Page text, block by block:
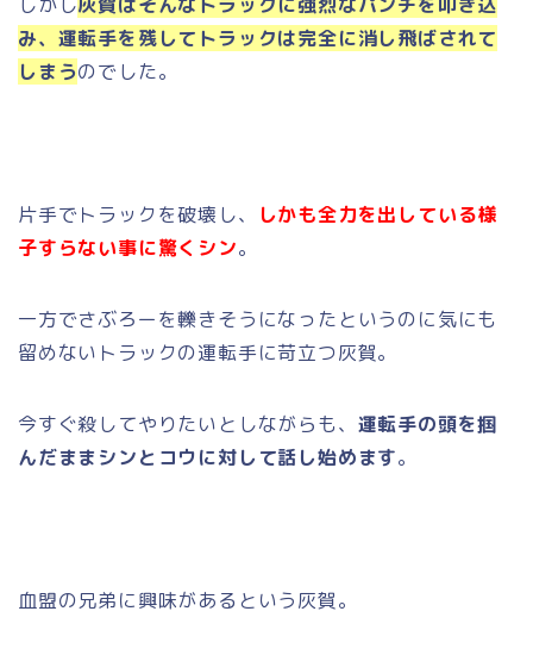
み、運転手を残してトラックは完全に消し飛ばされて
しまうのでした。
片手でトラックを破壊し、
しかも全力を出している様
子すらない事に驚くシン。
一方でさぶろーを轢きそうになったというのに気にも
留めないトラックの運転手に苛立つ灰賀。
今すぐ殺してやりたいとしながらも、 運転手の頭を掴
んだままシンとコウに対して話し始めます。
血盟の兄弟に興味があるという灰賀。